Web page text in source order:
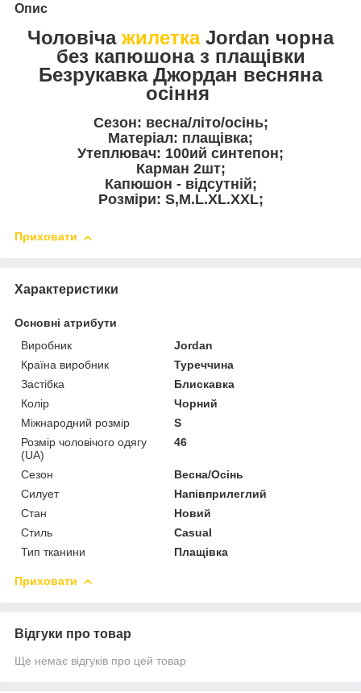
Опис
Чоловіча жилеткаJordan чорна
без капюшона з плащівки
Безрукавка Джордан весняна
осіння
Сезон: весна/літо/осінь;
Матеріал: плащівка;
Утеплювач: 100ий синтепон;
Карман 2шт;
Капюшон - відсутній;
Розміри: S,M.L.XL.XXL;
Приховати
Характеристики
Основні атрибути
Виробник
Jordan
Країна виробник
Туреччина
Застібка
Блискавка
Колір
Чорний
Міжнародний розмір
S
Розмір чоловічого одягу
(UA)
46
Сезон
Весна/Осінь
Силует
Напівприлеглий
Стан
Новий
Стиль
Casual
Тип тканини
Плащівка
Приховати
Відгуки про товар
Ще немає відгуків про цей товар